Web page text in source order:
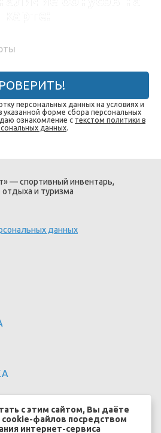
персональных данных на условиях и
указанной форме сбора персональных
ознакомление с текстом политики в
данных.
— спортивный инвентарь,
и туризма
данных
с этим сайтом, Вы даёте
cookie-файлов посредством
интернет-сервиса